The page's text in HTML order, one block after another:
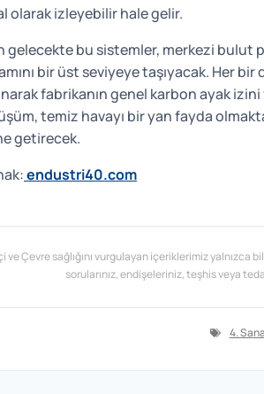
olarak izleyebilir hale gelir.
gelecekte bu sistemler, merkezi
bir üst seviyeye taşıyacak. Her
fabrikanın genel karbon ayak
temiz havayı bir yan fayda
getirecek.
endustri40.com
ve Çevre sağlığını vurgulayan içeriklerimiz yalnızca
sorularınız, endişeleriniz, teşhis veya
4.